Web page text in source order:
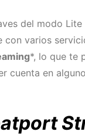
del modo
con varios
*, lo que te
cuenta en